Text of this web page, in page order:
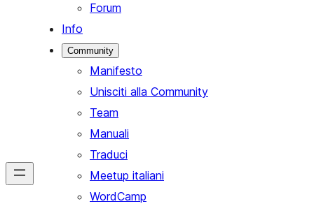
Forum
Info
Community
Manifesto
Unisciti alla Community
Team
Manuali
Traduci
Meetup italiani
WordCamp